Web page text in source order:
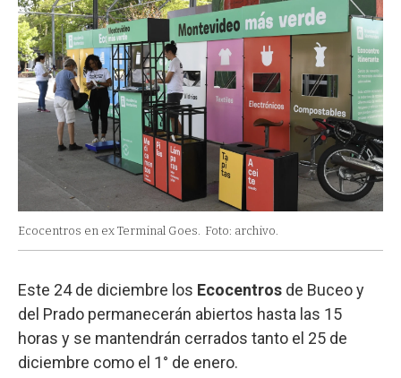
Ecocentros en ex Terminal Goes. Foto: archivo.
Este 24 de diciembre los Ecocentros de Buceo y
del Prado permanecerán abiertos hasta las 15
horas y se mantendrán cerrados tanto el 25 de
diciembre como el 1° de enero.